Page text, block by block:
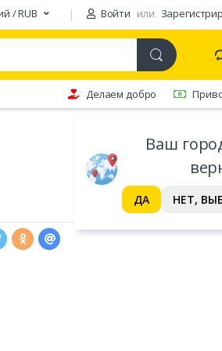
/ RUB Войти или
Ваш
ДА НЕТ,
Делаем добро